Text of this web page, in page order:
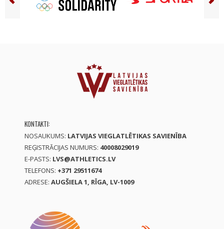
KONTAKTI:
NOSAUKUMS: LATVIJAS VIEGLATLĒTIKAS SAVIENĪBA
REĢISTRĀCIJAS NUMURS: 40008029019
E-PASTS: LVS@ATHLETICS.LV
TELEFONS: +371 29511674
ADRESE: AUGŠIELA 1, RĪGA, LV-1009